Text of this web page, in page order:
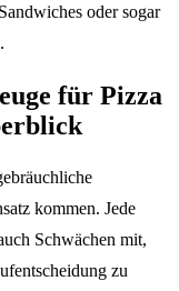
oder sogar
für Pizza
kommen. Jede
Schwächen mit,
zu